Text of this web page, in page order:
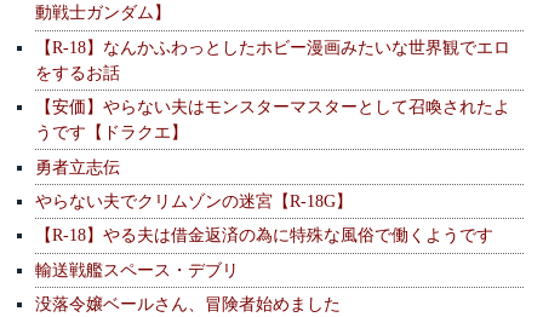
動戦士ガンダム】
【R-18】なんかふわっとしたホビー漫画みたいな世界観でエロ
をするお話
【安価】やらない夫はモンスターマスターとして召喚されたよ
うです【ドラクエ】
勇者立志伝
やらない夫でクリムゾンの迷宮【R-18G】
【R-18】やる夫は借金返済の為に特殊な風俗で働くようです
輸送戦艦スペース・デブリ
没落令嬢ベールさん、冒険者始めました